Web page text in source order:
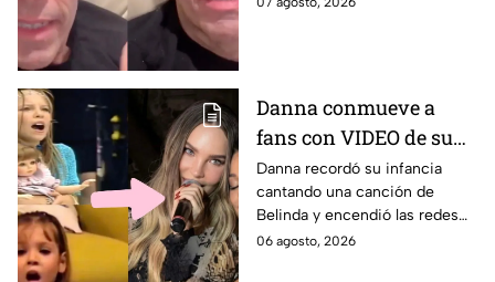
recuperación | VIDEO
Danna conmueve a
fans con VIDEO de su
infancia cantando una
canción de Belinda y
estrena adelanto de ‘La
dolce vita’
Danna recordó su infancia
cantando una canción de
Belinda y encendió las redes
antes del estreno de su
06 agosto, 2026